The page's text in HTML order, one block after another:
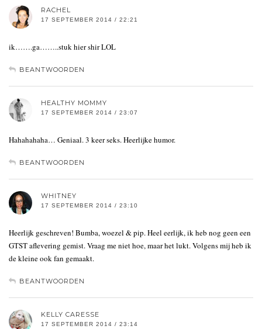
RACHEL
17 SEPTEMBER 2014 / 22:21
ik…….ga……..stuk hier shir LOL
BEANTWOORDEN
HEALTHY MOMMY
17 SEPTEMBER 2014 / 23:07
Hahahahaha… Geniaal. 3 keer seks. Heerlijke humor.
BEANTWOORDEN
WHITNEY
17 SEPTEMBER 2014 / 23:10
Heerlijk geschreven! Bumba, woezel & pip. Heel eerlijk, ik heb nog geen een
GTST aflevering gemist. Vraag me niet hoe, maar het lukt. Volgens mij heb ik
de kleine ook fan gemaakt.
BEANTWOORDEN
KELLY CARESSE
17 SEPTEMBER 2014 / 23:14